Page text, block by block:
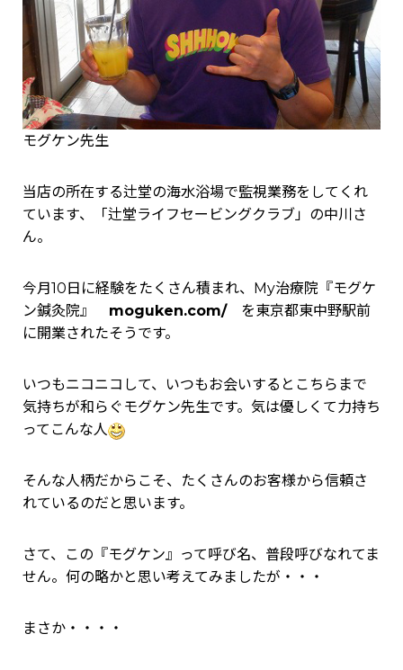
モグケン先生
当店の所在する辻堂の海水浴場で監視業務をしてくれ
ています、「辻堂ライフセービングクラブ」の中川さ
ん。
今月10日に経験をたくさん積まれ、My治療院『モグケ
ン鍼灸院』 moguken.com/を東京都東中野駅前
に開業されたそうです。
いつもニコニコして、いつもお会いするとこちらまで
気持ちが和らぐモグケン先生です。気は優しくて力持ち
ってこんな人
そんな人柄だからこそ、たくさんのお客様から信頼さ
れているのだと思います。
さて、この『モグケン』って呼び名、普段呼びなれてま
せん。何の略かと思い考えてみましたが・・・
まさか・・・・